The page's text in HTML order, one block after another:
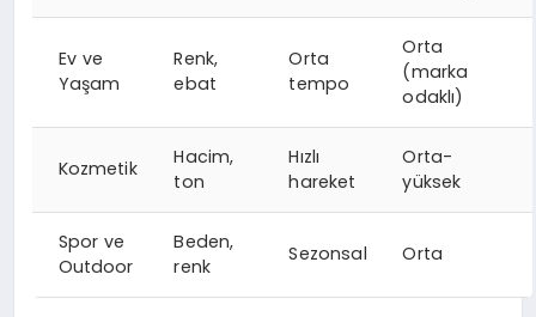
Ev ve
Yaşam
Renk,
ebat
Orta
tempo
Orta
(marka
odaklı)
Kozmetik
Hacim,
ton
Hızlı
hareket
Orta-
yüksek
Spor ve
Outdoor
Beden,
renk
Sezonsal Orta